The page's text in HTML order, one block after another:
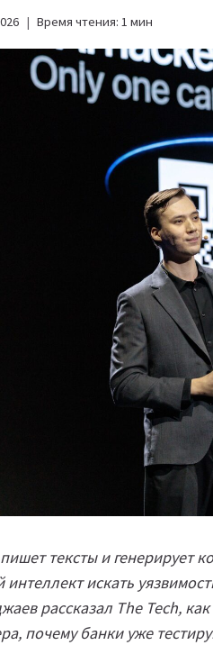
Время чтения: 1 мин
тексты и генерирует
интеллект искать
рассказал The Tech,
почему банки уже